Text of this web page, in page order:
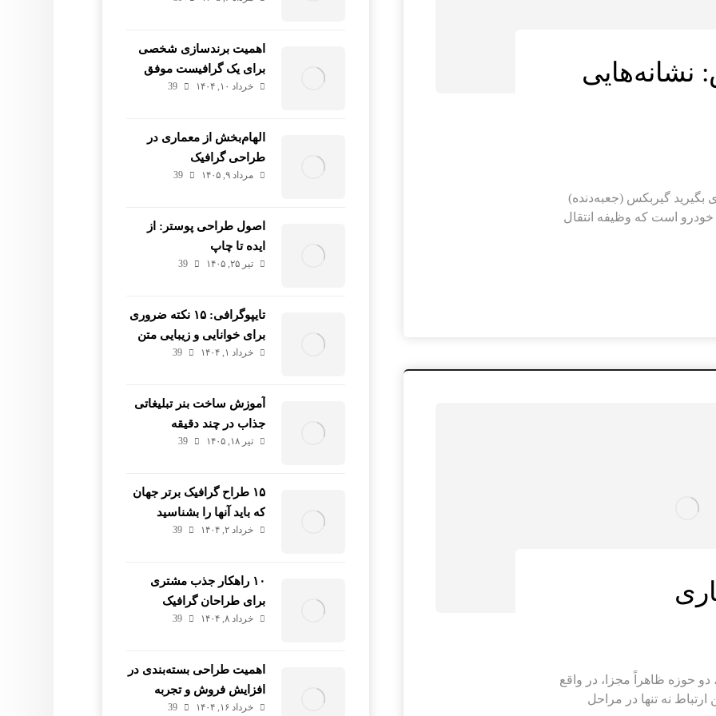
نشانه‌هایی
بگیرید گیربکس (جعبه‌دنده)
خودرو است که وظیفه انتقال
حوزه ظاهراً مجزا، در واقع
نه تنها در مراحل
اهمیت برندسازی شخصی
برای یک گرافیست موفق
خرداد ۱۰, ۱۴۰۴ 39
الهام‌بخش از معماری در
طراحی گرافیک
مرداد ۹, ۱۴۰۵ 39
اصول طراحی پوستر: از
ایده تا چاپ
تیر ۲۵, ۱۴۰۵ 39
تایپوگرافی: ۱۵ نکته ضروری
برای خوانایی و زیبایی متن
خرداد ۱, ۱۴۰۴ 39
آموزش ساخت بنر تبلیغاتی
جذاب در چند دقیقه
تیر ۱۸, ۱۴۰۵ 39
۱۵ طراح گرافیک برتر جهان
که باید آنها را بشناسید
خرداد ۲, ۱۴۰۴ 39
۱۰ راهکار جذب مشتری
برای طراحان گرافیک
فریلنسر
خرداد ۸, ۱۴۰۴ 39
اهمیت طراحی بسته‌بندی در
افزایش فروش و تجربه
مشتری
خرداد ۱۶, ۱۴۰۴ 39